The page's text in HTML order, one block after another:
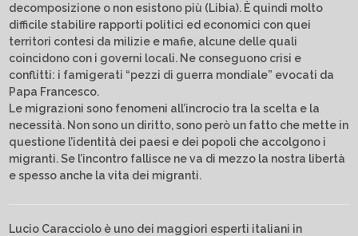
decomposizione o non esistono più (Libia). È quindi molto
difficile stabilire rapporti politici ed economici con quei
territori contesi da milizie e mafie, alcune delle quali
coincidono con i governi locali. Ne conseguono crisi e
conflitti: i famigerati “pezzi di guerra mondiale” evocati da
Papa Francesco.
Le migrazioni sono fenomeni all’incrocio tra la scelta e la
necessità. Non sono un diritto, sono però un fatto che mette in
questione l’identità dei paesi e dei popoli che accolgono i
migranti. Se l’incontro fallisce ne va di mezzo la nostra libertà
e spesso anche la vita dei migranti.
Lucio Caracciolo è uno dei maggiori esperti italiani in